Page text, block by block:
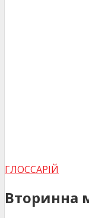
ГЛОССАРІЙ
Вторинна